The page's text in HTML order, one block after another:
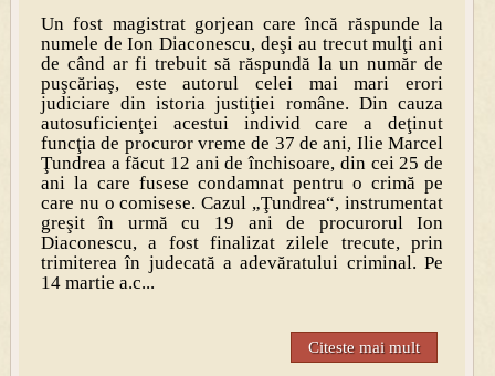
Un fost magistrat gorjean care încă răspunde la
numele de Ion Diaconescu, deşi au trecut mulţi ani
de când ar fi trebuit să răspundă la un număr de
puşcăriaş, este autorul celei mai mari erori
judiciare din istoria justiţiei române. Din cauza
autosuficienţei acestui individ care a deţinut
funcţia de procuror vreme de 37 de ani, Ilie Marcel
Ţundrea a făcut 12 ani de închisoare, din cei 25 de
ani la care fusese condamnat pentru o crimă pe
care nu o comisese. Cazul „Ţundrea“, instrumentat
greşit în urmă cu 19 ani de procurorul Ion
Diaconescu, a fost finalizat zilele trecute, prin
trimiterea în judecată a adevăratului criminal. Pe
14 martie a.c...
Citeste mai mult